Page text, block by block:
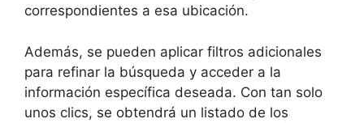
correspondientes a esa ubicación.
Además, se pueden aplicar filtros adicionales
para refinar la búsqueda y acceder a la
información específica deseada. Con tan solo
unos clics, se obtendrá un listado de los